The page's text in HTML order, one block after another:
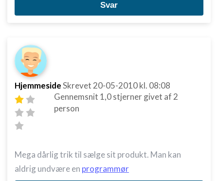
Svar
HjemmesideSkrevet 20-05-2010kl. 08:08
Gennemsnit 1,0stjerner givet af 2
person
Mega dårlig trik til sælge sit produkt. Man kan
aldrig undvære en programmør